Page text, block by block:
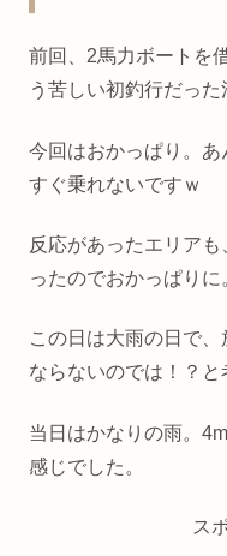
前回、2馬力ボートを
う苦しい初釣行だった
今回はおかっぱり。
すぐ乗れないですｗ
反応があったエリア
ったのでおかっぱりに
この日は大雨の日で
ならないのでは！？と
当日はかなりの雨。
感じでした。
ス